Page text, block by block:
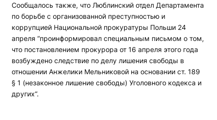
Сообщалось также, что Люблинский отдел Департамента
по борьбе с организованной преступностью и
коррупцией Национальной прокуратуры Польши 24
апреля “проинформировал специальным письмом о том,
что постановлением прокурора от 16 апреля этого года
возбуждено следствие по делу лишения свободы в
отношении Анжелики Мельниковой на основании ст. 189
§ 1 (незаконное лишение свободы) Уголовного кодекса и
других“.